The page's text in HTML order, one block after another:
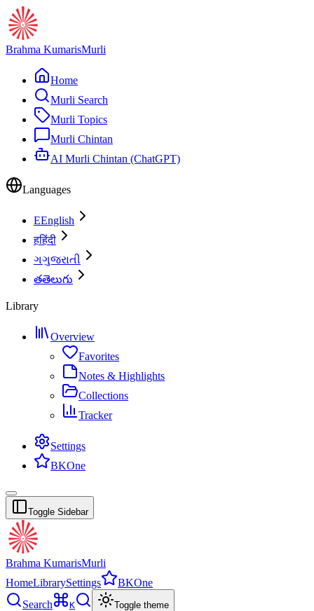
Brahma KumarisMurli
Home
Murli Search
Murli Topics
Murli Chintan
AI Murli Chintan (ChatGPT)
Languages
EEnglish
हहिंदी
ગગુજરાતી
తతెలుగు
Library
Overview
Favorites
Notes & Highlights
Collections
Tracker
Settings
BKOne
Toggle Sidebar
Brahma KumarisMurli
HomeLibrarySettings
BKOne
Search
K Toggle theme